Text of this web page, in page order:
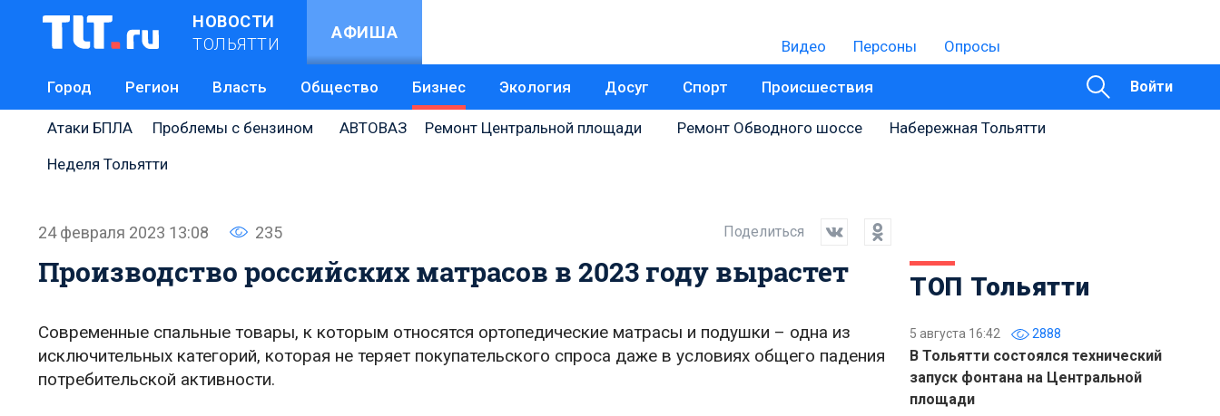
НОВОСТИ
ТОЛЬЯТТИ
АФИША
Видео Персоны Опросы
Город Регион Власть Общество Бизнес Экология Досуг Спорт Происшествия Войти
Атаки БПЛА Проблемы с бензином АВТОВАЗ Ремонт Центральной площади Ремонт Обводного шоссе
Набережная Тольятти
Неделя Тольятти
24 февраля 2023 13:08 235 Поделиться
Производство российских матрасов в 2023 году вырастет
Современные спальные товары, к которым относятся ортопедические матрасы и подушки – одна из
исключительных категорий, которая не теряет покупательского спроса даже в условиях общего падения
потребительской активности.
ТОП Тольятти
5 августа 16:42 2888
В Тольятти состоялся технический
запуск фонтана на Центральной
площади